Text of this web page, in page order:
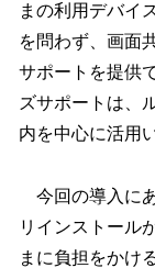
まの利用デバイ
を問わず、画面
サポートを提供
ズサポートは、
内を中心に活用
今回の導入に
リインストール
まに負担をかけ